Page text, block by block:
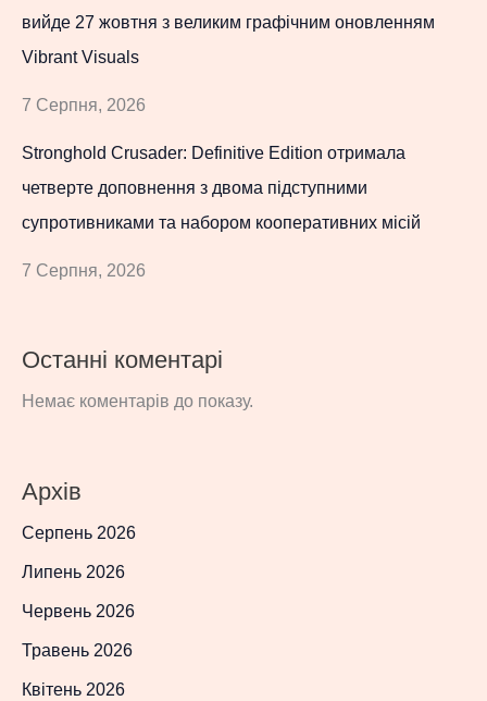
вийде 27 жовтня з великим графічним оновленням
Vibrant Visuals
7 Серпня, 2026
Stronghold Crusader: Definitive Edition отримала
четверте доповнення з двома підступними
супротивниками та набором кооперативних місій
7 Серпня, 2026
Останні коментарі
Немає коментарів до показу.
Архів
Серпень 2026
Липень 2026
Червень 2026
Травень 2026
Квітень 2026